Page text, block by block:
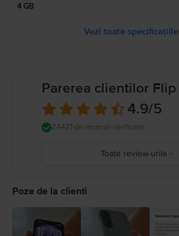
4 GB
Vezi toate specificațiile
Parerea clientilor Flip
4.9/5
24421 de recenzii verificate
Toate review-urile
Poze de la clienti